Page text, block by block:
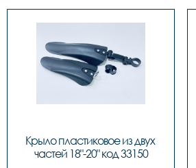
Крыло пластиковое из двух
частей 18"-20" код 33150